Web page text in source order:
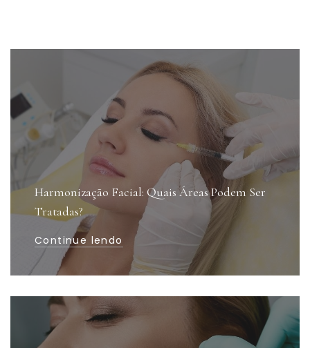
Harmonização Facial: Quais Áreas Podem Ser
Tratadas?
Continue lendo